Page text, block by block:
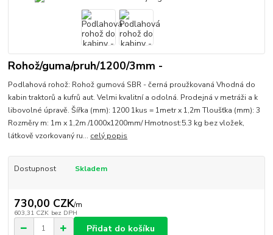
Rohož/guma/pruh/1200/3mm -
Podlahová rohož: Rohož gumová SBR - černá proužkovaná Vhodná do
kabin traktorů a kufrů aut. Velmi kvalitní a odolná. Prodejná v metráži a k
libovolné úpravě. Šířka (mm): 1200 1kus = 1metr x 1,2m Tloušťka (mm): 3
Rozměry m: 1m x 1,2m /1000x1200mm/ Hmotnost:5.3 kg bez vložek,
látkově vzorkovaný ru... celý popis
Dostupnost Skladem
730,00 CZK/m
603,31 CZK bez DPH
Přidat do košíku